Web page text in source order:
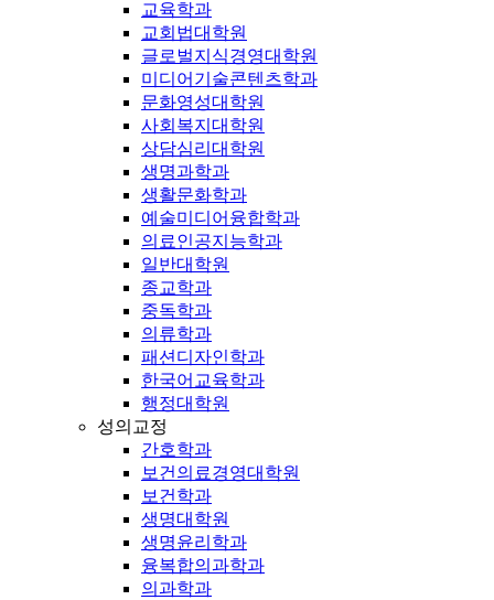
교육학과
교회법대학원
글로벌지식경영대학원
미디어기술콘텐츠학과
문화영성대학원
사회복지대학원
상담심리대학원
생명과학과
생활문화학과
예술미디어융합학과
의료인공지능학과
일반대학원
종교학과
중독학과
의류학과
패션디자인학과
한국어교육학과
행정대학원
성의교정
간호학과
보건의료경영대학원
보건학과
생명대학원
생명윤리학과
융복합의과학과
의과학과